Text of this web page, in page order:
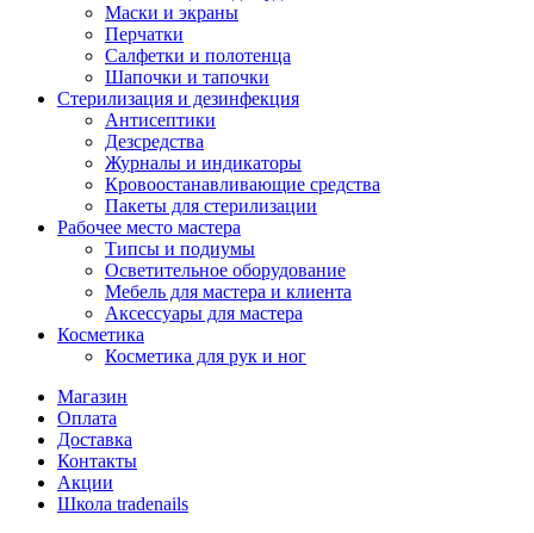
Маски и экраны
Перчатки
Салфетки и полотенца
Шапочки и тапочки
Стерилизация и дезинфекция
Антисептики
Дезсредства
Журналы и индикаторы
Кровоостанавливающие средства
Пакеты для стерилизации
Рабочее место мастера
Типсы и подиумы
Осветительное оборудование
Мебель для мастера и клиента
Аксессуары для мастера
Косметика
Косметика для рук и ног
Магазин
Оплата
Доставка
Контакты
Акции
Школа tradenails